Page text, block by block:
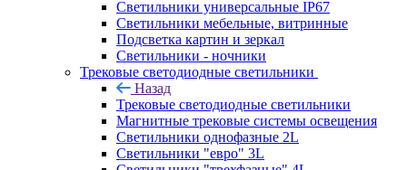
Светильники универсальные IP67
Светильники мебельные, витринные
Подсветка картин и зеркал
Светильники - ночники
Трековые светодиодные светильники
Назад
Трековые светодиодные светильники
Магнитные трековые системы освещения
Светильники однофазные 2L
Светильники "евро" 3L